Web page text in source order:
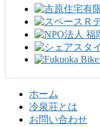
ホーム
冷泉荘とは
お問い合わせ